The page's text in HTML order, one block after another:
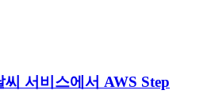
서비스에서 AWS Step